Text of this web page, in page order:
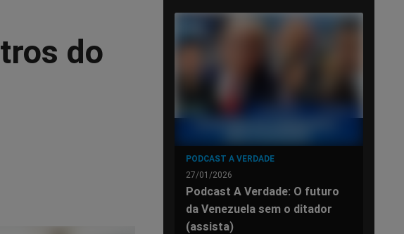
do
PODCAST A VERDADE
27/01/2026
Podcast A Verdade: O futuro
da Venezuela sem o ditador
(assista)